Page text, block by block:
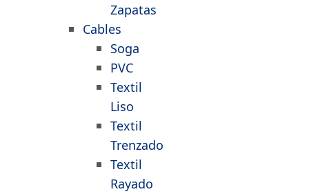
Zapatas
Cables
Soga
PVC
Textil
Liso
Textil
Trenzado
Textil
Rayado